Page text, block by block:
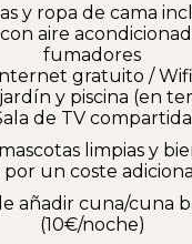
y ropa de cama
aire
fumadores
gratuito / Wifi
y piscina (en
de TV compartida
limpias y
un coste
añadir cuna/cuna
(10€/noche)